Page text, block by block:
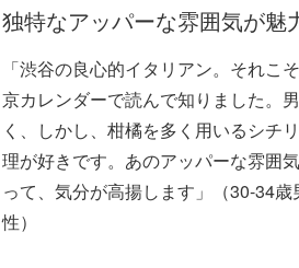
独特なアッパーな雰囲気が魅
「渋谷の良心的イタリアン。それこ
京カレンダーで読んで知りました。
く、しかし、柑橘を多く用いるシチ
理が好きです。あのアッパーな雰囲
って、気分が高揚します」（30-34歳
性）